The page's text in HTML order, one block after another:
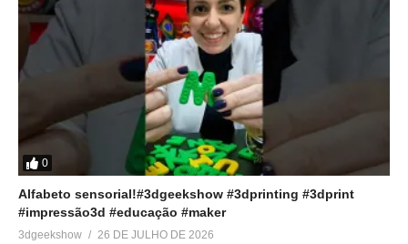
Aranha super realista
usando impressão 3D
6 de julho de 2019
Em "Acabamento em
impressão 3D"
0
Alfabeto sensorial!#3dgeekshow #3dprinting #3dprint
#impressão3d #educação #maker
3dgeekshow 26 DE JULHO DE 2026